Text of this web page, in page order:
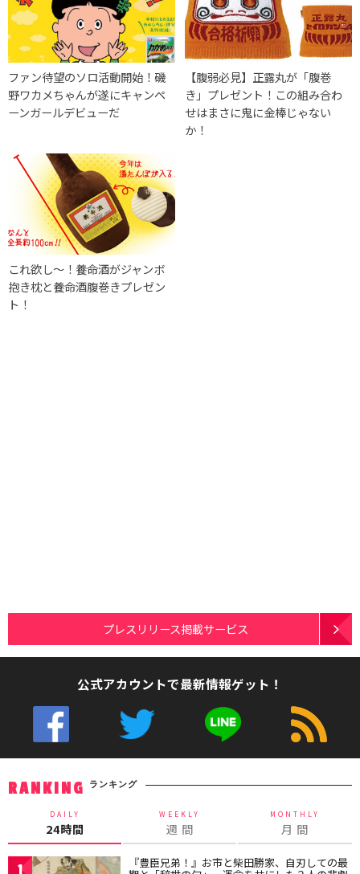
ファン待望のソロ活動開始！磯
野ワカメちゃんが遂にキャンペ
ーンガールデビューだ
【腹弱必見】正露丸が「腹巻
き」プレゼント！この組み合わ
せはまさに鬼に金棒じゃない
か！
これ欲し〜！養命酒がジャンボ
抱き枕と養命酒腹巻きプレゼン
ト！
プレスリリース掲載サービス
公式アカウントで最新情報ゲット！
RANKING ランキング
DAILY
24時間
WEEKLY
週 間
MONTHLY
月 間
1 『豊臣兄弟！』お市と柴田勝家、自刃しての最